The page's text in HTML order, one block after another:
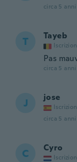
circa 5
T Tayeb
Pas
circa 5
J jose
circa 5
C Cyro